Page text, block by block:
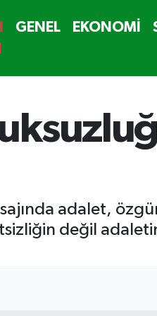
GENEL EKONOMİ
adalet,
değil adaletin